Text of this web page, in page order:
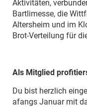
Aktivitäten,
Bartlimesse, die
Altersheim und im
Brot-Verteilung für
Als Mitglied
Du bist herzlich
afangs Januar mit